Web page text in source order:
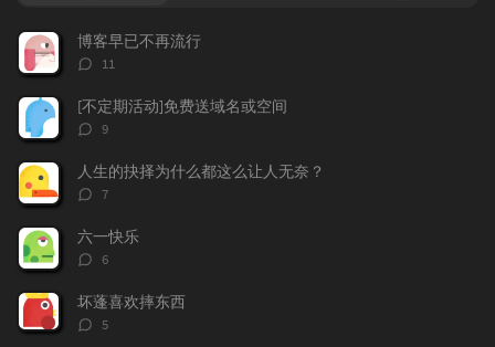
文
章
博客早已不再流行
评
数：
11
[不定期活动]免费送域名或空间
评
数：
9
人生的抉择为什么都这么让人无奈？
评
数：
7
六一快乐
评
数：
6
坏蓬喜欢摔东西
评
5